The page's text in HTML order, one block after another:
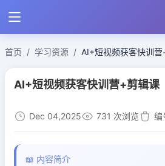
首页 学习资源 AI+短视频获客快训
AI+短视频获客快训营+剪辑课
Dec 04,2025 731 次浏览 编
📖 内容简介